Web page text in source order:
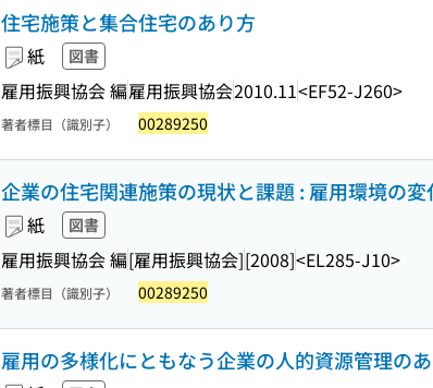
住宅施策と集合住宅のあり方
紙 図書
雇用振興協会 編雇用振興協会2010.11<EF52-J260>
著者標目（識別子） 00289250
企業の住宅関連施策の現状と課題 : 雇用環境の
紙 図書
雇用振興協会 編[雇用振興協会][2008]<EL285-J10>
著者標目（識別子） 00289250
雇用の多様化にともなう企業の人的資源管理の